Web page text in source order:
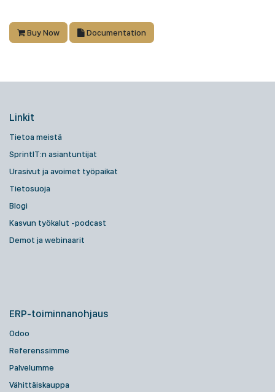
Buy Now Documentation
Linkit
Tietoa meistä
SprintIT:n asiantuntijat
Urasivut ja avoimet työpaikat
Tietosuoja
Blogi
Kasvun työkalut -podcast
Demot ja webinaarit
ERP-toiminnanohjaus
Odoo
Referenssimme
Palvelumme
Vähittäiskauppa